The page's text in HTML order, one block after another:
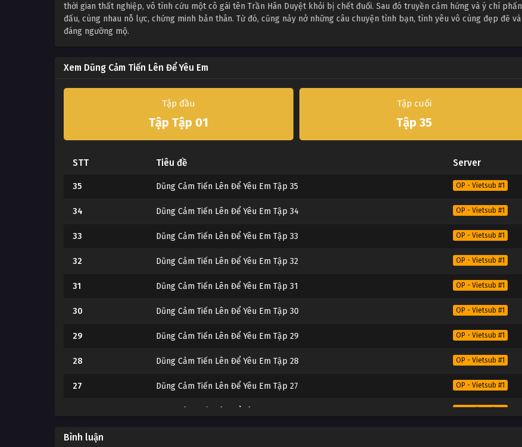
thời gian thất nghiệp, vô tình cứu một cô gái tên Trần Hân Duyệt khỏi bị chết đuối. Sau đó truyền cảm hứng và ý chí phấn
đấu, cùng nhau nỗ lực, chứng minh bản thân. Từ đó, cũng nảy nở những câu chuyện tình bạn, tình yêu vô cùng đẹp đẽ và
đáng ngưỡng mộ.
Xem Dũng Cảm Tiến Lên Để Yêu Em
Tập đầu
Tập Tập 01
Tập cuối
Tập 35
STT Tiêu đề Server
35 Dũng Cảm Tiến Lên Để Yêu Em Tập 35 OP - Vietsub #1
34 Dũng Cảm Tiến Lên Để Yêu Em Tập 34 OP - Vietsub #1
33 Dũng Cảm Tiến Lên Để Yêu Em Tập 33 OP - Vietsub #1
32 Dũng Cảm Tiến Lên Để Yêu Em Tập 32 OP - Vietsub #1
31 Dũng Cảm Tiến Lên Để Yêu Em Tập 31 OP - Vietsub #1
30 Dũng Cảm Tiến Lên Để Yêu Em Tập 30 OP - Vietsub #1
29 Dũng Cảm Tiến Lên Để Yêu Em Tập 29 OP - Vietsub #1
28 Dũng Cảm Tiến Lên Để Yêu Em Tập 28 OP - Vietsub #1
27 Dũng Cảm Tiến Lên Để Yêu Em Tập 27 OP - Vietsub #1
OP - Vietsub #1
25
Bình luận